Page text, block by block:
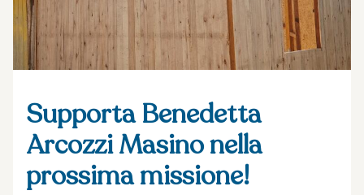
Supporta Benedetta
Arcozzi Masino nella
prossima missione!